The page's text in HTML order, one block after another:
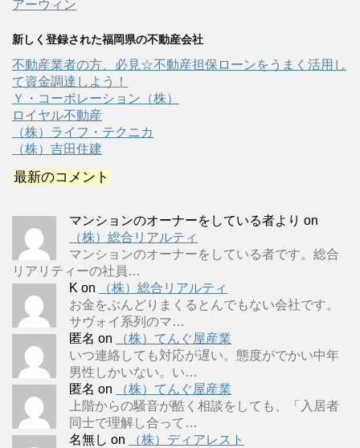
アーウィン
新しく登録された福岡県の不動産会社
不動産業者の方、必見☆不動産担保ローンをうまく活用し
て資金調達しよう！
Ｙ・コーポレーション（株）
ロイヤル不動産
（株）ライフ・テクニカ
（株）吉田住建
最新のコメント
マンションのオーナーをしている者より on
（株）総合リアルティ
マンションのオーナーをしている者です。総合
リアリティーの社員…
K on
（株）総合リアルティ
お金をぶんどりまくるとんでもない会社です。
サヴォイ系列のマ…
匿名 on
（株）てんぐ屋産業
いつ連絡しても対応が遅い。態度がでかい中年
男性しかいない。い…
匿名 on
（株）てんぐ屋産業
上階からの騒音が酷く相談をしても、「入居者
同士で理解し合って…
名無し on
（株）ディアレスト